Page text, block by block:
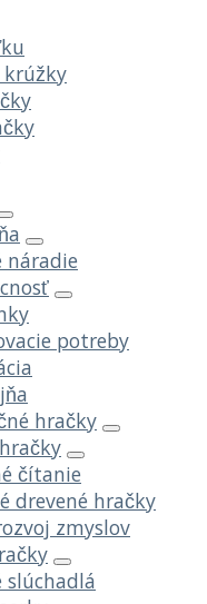
krúžky
náradie
potreby
hračky
čítanie
drevené hračky
zmyslov
slúchadlá